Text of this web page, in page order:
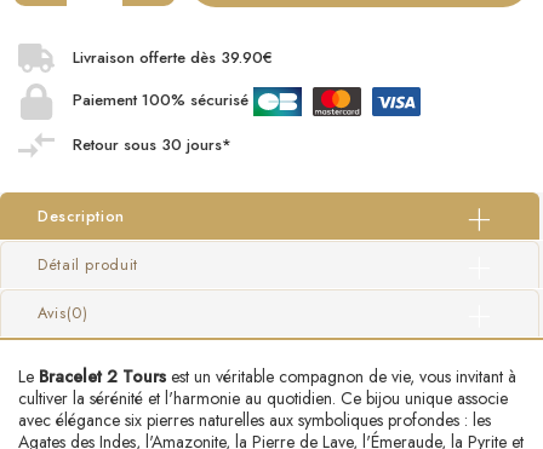
Livraison offerte dès 39.90€
Paiement 100% sécurisé
Retour sous 30 jours*
Description
Détail produit
Avis(0)
Le Bracelet 2 Tours est un véritable compagnon de vie, vous invitant à
cultiver la sérénité et l'harmonie au quotidien. Ce bijou unique associe
avec élégance six pierres naturelles aux symboliques profondes : les
Agates des Indes, l'Amazonite, la Pierre de Lave, l'Émeraude, la Pyrite et